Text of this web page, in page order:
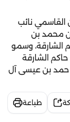
نائب
محمد بن
الشارقة، وسمو
الشارقة
حمد بن عيسى آل
طباعة